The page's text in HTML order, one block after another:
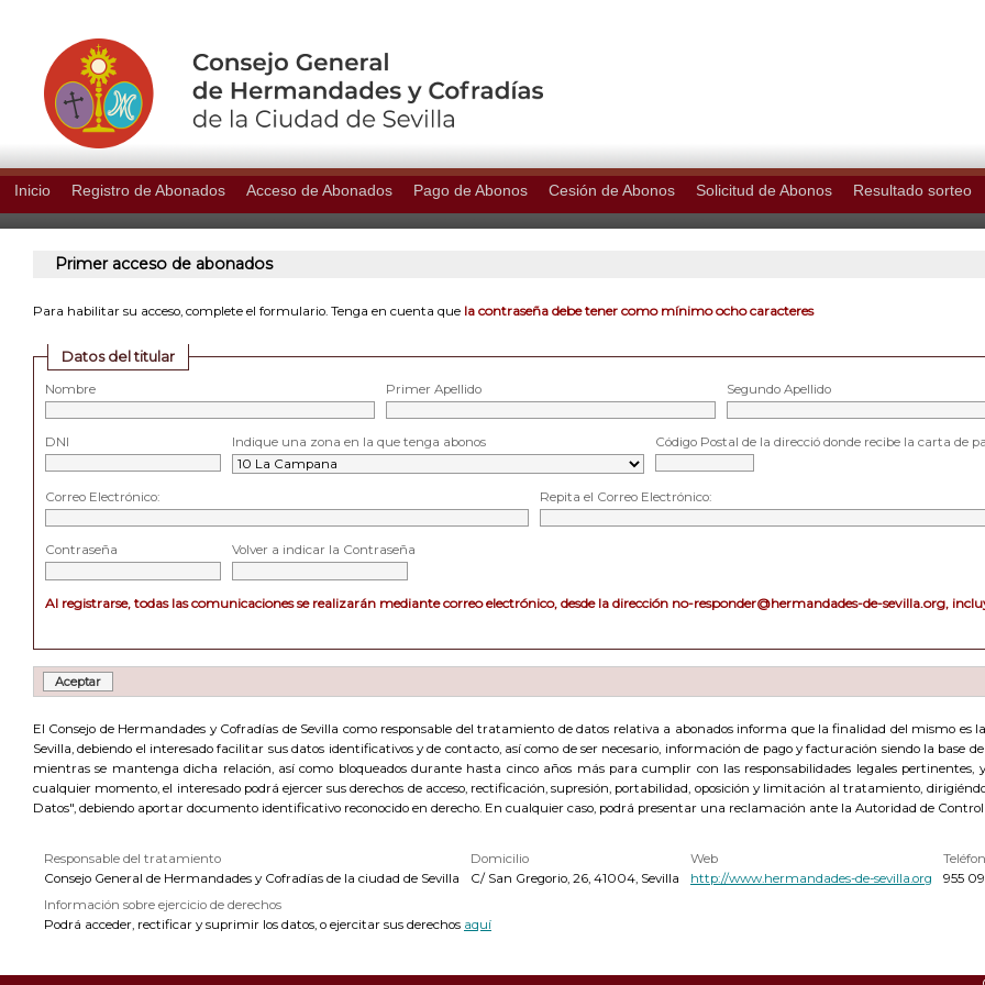
Inicio Registro de Abonados Acceso de Abonados Pago de Abonos Cesión de Abonos Solicitud de Abonos Resultado sorteo
Primer acceso de abonados
Para habilitar su acceso, complete el formulario. Tenga en cuenta que la contraseña debe tener como mínimo ocho caracteres
Datos del titular
Nombre Primer Apellido Segundo Apellido
DNI Indique una zona en la que tenga abonos Código Postal de la direcció donde recibe la carta de
Correo Electrónico: Repita el Correo Electrónico:
Contraseña Volver a indicar la Contraseña
Al registrarse, todas las comunicaciones se realizarán mediante correo electrónico, desde la dirección no-responder@hermandades-de-sevilla.org,
El Consejo de Hermandades y Cofradías de Sevilla como responsable del tratamiento de datos relativa a abonados informa que la finalidad del mismo es
Sevilla, debiendo el interesado facilitar sus datos identificativos y de contacto, así como de ser necesario, información de pago y facturación siendo la base
mientras se mantenga dicha relación, así como bloqueados durante hasta cinco años más para cumplir con las responsabilidades legales pertinentes,
cualquier momento, el interesado podrá ejercer sus derechos de acceso, rectificación, supresión, portabilidad, oposición y limitación al tratamiento,
Datos", debiendo aportar documento identificativo reconocido en derecho. En cualquier caso, podrá presentar una reclamación ante la Autoridad de
Responsable del tratamiento
Consejo General de Hermandades y Cofradías de la ciudad de Sevilla
Domicilio
C/ San Gregorio, 26, 41004, Sevilla
Web
http://www.hermandades-de-sevilla.org
955
Información sobre ejercicio de derechos
Podrá acceder, rectificar y suprimir los datos, o ejercitar sus derechos aquí